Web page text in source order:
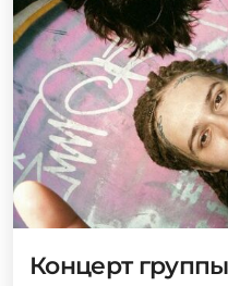
Концерт